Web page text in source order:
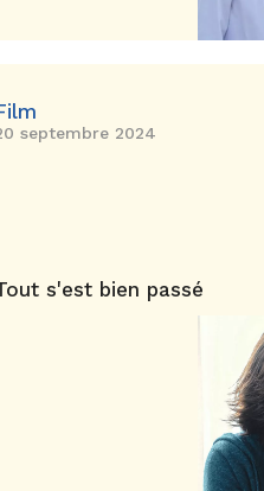
septembre 2024
s'est bien passé